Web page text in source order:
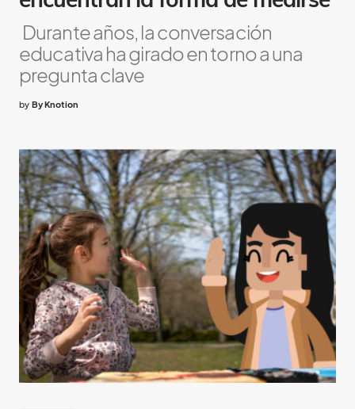
Durante años, la conversación
educativa ha girado en torno a una
pregunta clave
by By Knotion